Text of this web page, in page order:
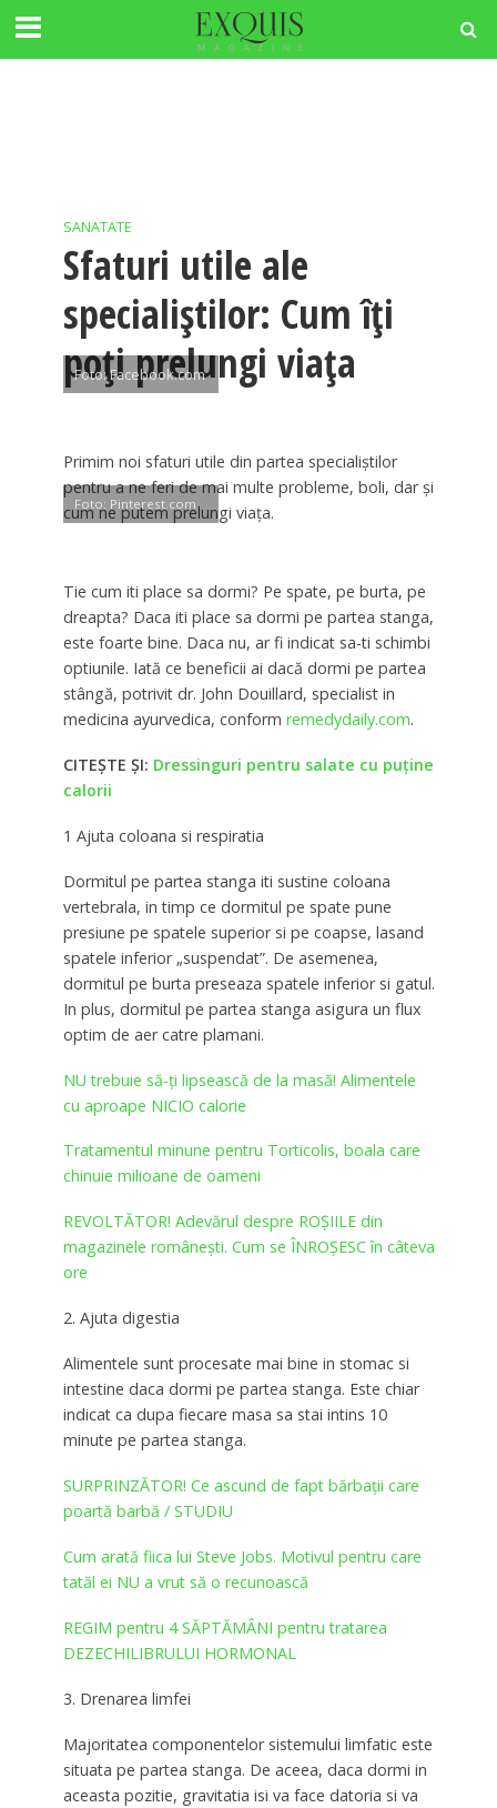
SANATATE
Sfaturi utile ale
specialiştilor: Cum îţi
poţi prelungi viaţa
Foto: Facebook.com
Primim noi sfaturi utile din partea specialiştilor
pentru a ne feri de mai multe probleme, boli, dar şi
cum ne putem prelungi viaţa.
Foto: Pinterest.com
Tie cum iti place sa dormi? Pe spate, pe burta, pe
dreapta? Daca iti place sa dormi pe partea stanga,
este foarte bine. Daca nu, ar fi indicat sa-ti schimbi
optiunile. Iată ce beneficii ai dacă dormi pe partea
stângă, potrivit dr. John Douillard, specialist in
medicina ayurvedica, conform remedydaily.com.
CITEŞTE ŞI: Dressinguri pentru salate cu puține
calorii
1 Ajuta coloana si respiratia
Dormitul pe partea stanga iti sustine coloana
vertebrala, in timp ce dormitul pe spate pune
presiune pe spatele superior si pe coapse, lasand
spatele inferior „suspendat”. De asemenea,
dormitul pe burta preseaza spatele inferior si gatul.
In plus, dormitul pe partea stanga asigura un flux
optim de aer catre plamani.
NU trebuie să-ți lipsească de la masă! Alimentele
cu aproape NICIO calorie
Tratamentul minune pentru Torticolis, boala care
chinuie milioane de oameni
REVOLTĂTOR! Adevărul despre ROŞIILE din
magazinele româneşti. Cum se ÎNROȘESC în câteva
ore
2. Ajuta digestia
Alimentele sunt procesate mai bine in stomac si
intestine daca dormi pe partea stanga. Este chiar
indicat ca dupa fiecare masa sa stai intins 10
minute pe partea stanga.
SURPRINZĂTOR! Ce ascund de fapt bărbaţii care
poartă barbă / STUDIU
Cum arată fiica lui Steve Jobs. Motivul pentru care
tatăl ei NU a vrut să o recunoască
REGIM pentru 4 SĂPTĂMÂNI pentru tratarea
DEZECHILIBRULUI HORMONAL
3. Drenarea limfei
Majoritatea componentelor sistemului limfatic este
situata pe partea stanga. De aceea, daca dormi in
aceasta pozitie, gravitatia isi va face datoria si va